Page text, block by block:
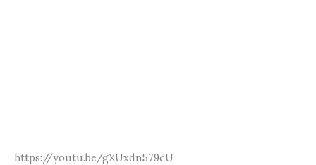
https://youtu.be/gXUxdn579cU